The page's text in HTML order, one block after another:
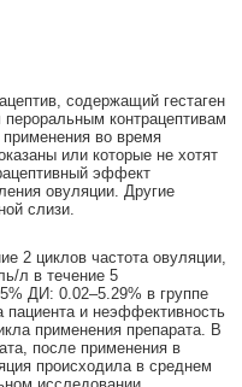
содержащий гестаген
контрацептивам
во время
или которые не хотят
эффект
овуляции. Другие
слизи.
2 циклов частота овуляции,
л в течение 5
ДИ: 0.02–5.29% в группе
и неэффективность
применения препарата. В
после применения в
происходила в среднем